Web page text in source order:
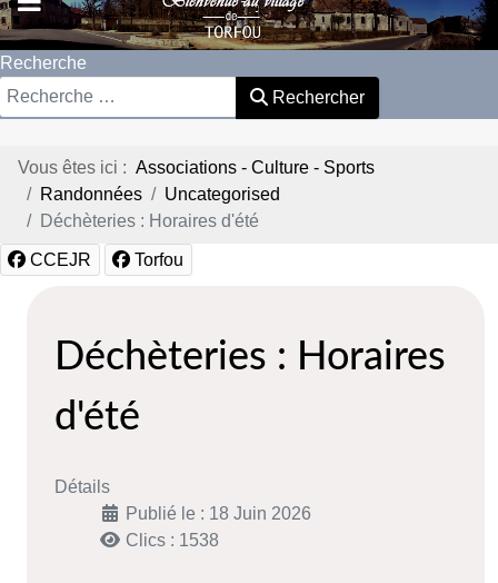
Recherche
Rechercher
Vous êtes ici : Associations - Culture - Sports
Randonnées
Uncategorised
Déchèteries : Horaires d'été
CCEJR Torfou
Déchèteries : Horaires
d'été
Détails
Publié le : 18 Juin 2026
Clics : 1538